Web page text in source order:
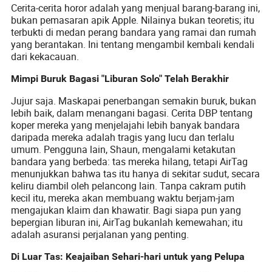
Cerita-cerita horor adalah yang menjual barang-barang ini,
bukan pemasaran apik Apple. Nilainya bukan teoretis; itu
terbukti di medan perang bandara yang ramai dan rumah
yang berantakan. Ini tentang mengambil kembali kendali
dari kekacauan.
Mimpi Buruk Bagasi "Liburan Solo" Telah Berakhir
Jujur saja. Maskapai penerbangan semakin buruk, bukan
lebih baik, dalam menangani bagasi. Cerita DBP tentang
koper mereka yang menjelajahi lebih banyak bandara
daripada mereka adalah tragis yang lucu dan terlalu
umum. Pengguna lain, Shaun, mengalami ketakutan
bandara yang berbeda: tas mereka hilang, tetapi AirTag
menunjukkan bahwa tas itu hanya di sekitar sudut, secara
keliru diambil oleh pelancong lain. Tanpa cakram putih
kecil itu, mereka akan membuang waktu berjam-jam
mengajukan klaim dan khawatir. Bagi siapa pun yang
bepergian liburan ini, AirTag bukanlah kemewahan; itu
adalah asuransi perjalanan yang penting.
Di Luar Tas: Keajaiban Sehari-hari untuk yang Pelupa